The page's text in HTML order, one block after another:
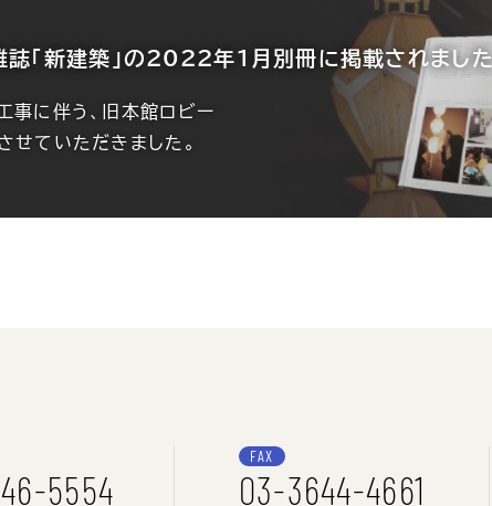
誌「新建築」の2022年1月別冊に掲載されました
事に伴う、旧本館ロビー
せていただきました。
5554
FAX
03-3644-4661